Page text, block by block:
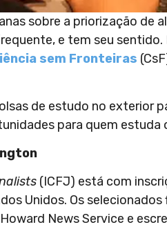
sobre a priorização de
e tem seu
sem Fronteiras
de estudo no exterior
para quem
(ICFJ) está com
Unidos. Os
News Service e